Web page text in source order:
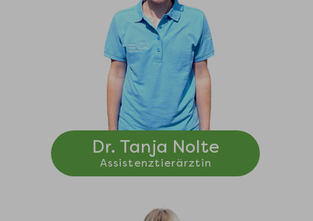
Dr. Tanja Nolte
Assistenztierärztin